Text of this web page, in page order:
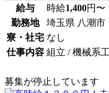
給与 時給1,400円〜
勤務地
埼玉県 八潮市
寮・社宅 なし
仕事内容 組立 / 機械系
募集が停止しています